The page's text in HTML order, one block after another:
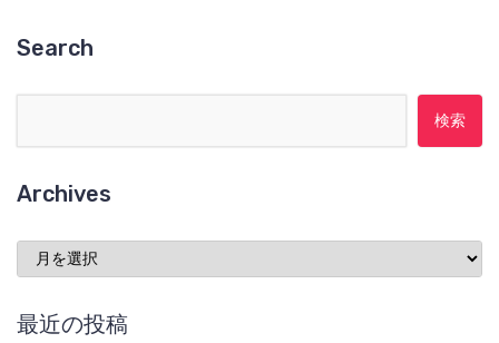
Search
Archives
Archives
最近の投稿